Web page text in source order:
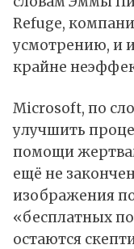
Refuge,
усмотрению, и
крайне
Microsoft, по
улучшить
помощи
ещё не
изображения
«бесплатных
остаются